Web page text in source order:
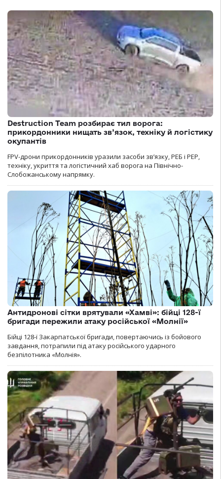
Destruction Team розбирає тил ворога:
прикордонники нищать зв’язок, техніку й логістику
окупантів
FPV-дрони прикордонників уразили засоби зв’язку, РЕБ і РЕР,
техніку, укриття та логістичний хаб ворога на Північно-
Слобожанському напрямку.
Антидронові сітки врятували «Хамві»: бійці 128-ї
бригади пережили атаку російської «Молнії»
Бійці 128-ї Закарпатської бригади, повертаючись із бойового
завдання, потрапили під атаку російського ударного
безпілотника «Молнія».